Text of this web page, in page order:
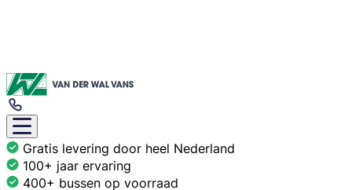
Gratis levering door heel Nederland
100+ jaar ervaring
400+ bussen op voorraad